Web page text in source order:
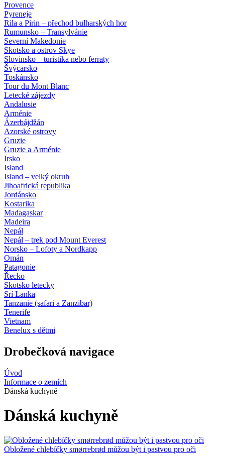
Provence
Pyreneje
Rila a Pirin – přechod bulharských hor
Rumunsko – Transylvánie
Severní Makedonie
Skotsko a ostrov Skye
Slovinsko – turistika nebo ferraty
Švýcarsko
Toskánsko
Tour du Mont Blanc
Letecké zájezdy
Andalusie
Arménie
Ázerbájdžán
Azorské ostrovy
Gruzie
Gruzie a Arménie
Irsko
Island
Island – velký okruh
Jihoafrická republika
Jordánsko
Kostarika
Madagaskar
Madeira
Nepál
Nepál – trek pod Mount Everest
Norsko – Lofoty a Nordkapp
Omán
Patagonie
Řecko
Skotsko letecky
Srí Lanka
Tanzanie (safari a Zanzibar)
Tenerife
Vietnam
Benelux s dětmi
Drobečková navigace
Úvod
Informace o zemích
Dánská kuchyně
Dánská kuchyně
Obložené chlebíčky smørrebrød můžou být i pastvou pro oči